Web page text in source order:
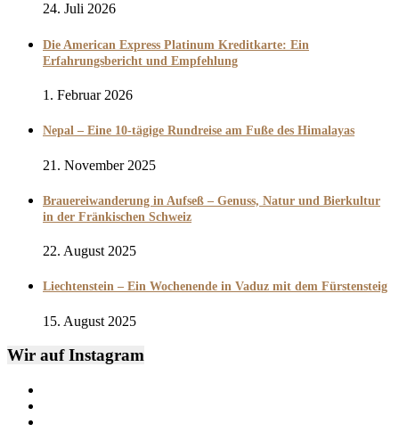
24. Juli 2026
Die American Express Platinum Kreditkarte: Ein
Erfahrungsbericht und Empfehlung
1. Februar 2026
Nepal – Eine 10-tägige Rundreise am Fuße des Himalayas
21. November 2025
Brauereiwanderung in Aufseß – Genuss, Natur und Bierkultur
in der Fränkischen Schweiz
22. August 2025
Liechtenstein – Ein Wochenende in Vaduz mit dem Fürstensteig
15. August 2025
Wir auf Instagram